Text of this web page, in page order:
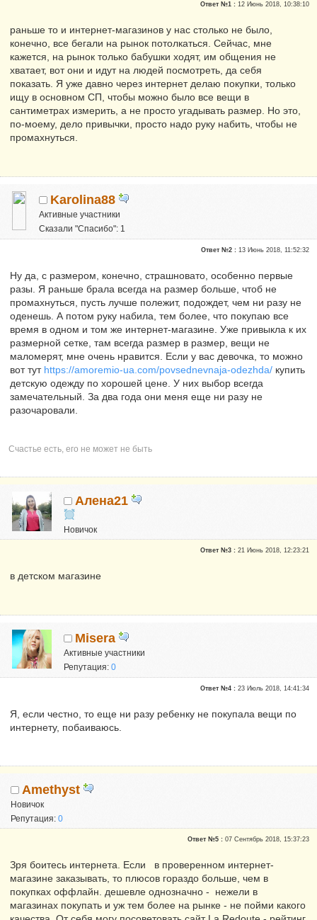
Ответ №1 :12 Июнь 2018, 10:38:10
раньше то и интернет-магазинов у нас столько не было,
конечно, все бегали на рынок потолкаться. Сейчас, мне
кажется, на рынок только бабушки ходят, им общения не
хватает, вот они и идут на людей посмотреть, да себя
показать. Я уже давно через интернет делаю покупки, только
ищу в основном СП, чтобы можно было все вещи в
сантиметрах измерить, а не просто угадывать размер. Но это,
по-моему, дело привычки, просто надо руку набить, чтобы не
промахнуться.
Karolina88
Активные участники
Сказали "Спасибо": 1
Ответ №2 :13 Июнь 2018, 11:52:32
Ну да, с размером, конечно, страшновато, особенно первые
разы. Я раньше брала всегда на размер больше, чтоб не
промахнуться, пусть лучше полежит, подождет, чем ни разу не
оденешь. А потом руку набила, тем более, что покупаю все
время в одном и том же интернет-магазине. Уже привыкла к их
размерной сетке, там всегда размер в размер, вещи не
маломерят, мне очень нравится. Если у вас девочка, то можно
вот тут https://amoremio-ua.com/povsednevnaja-odezhda/ купить
детскую одежду по хорошей цене. У них выбор всегда
замечательный. За два года они меня еще ни разу не
разочаровали.
Счастье есть, его не может не быть
Алена21
Новичок
Ответ №3 :21 Июнь 2018, 12:23:21
в детском магазине
Misera
Активные участники
Репутация:0
Ответ №4 :23 Июль 2018, 14:41:34
Я, если честно, то еще ни разу ребенку не покупала вещи по
интернету, побаиваюсь.
Amethyst
Новичок
Репутация:0
Ответ №5 :07 Сентябрь 2018, 15:37:23
Зря боитесь интернета. Если в проверенном интернет-
магазине заказывать, то плюсов гораздо больше, чем в
покупках оффлайн. дешевле однозначно - нежели в
магазинах покупать и уж тем более на рынке - не пойми какого